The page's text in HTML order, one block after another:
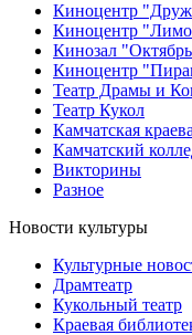
Киноцентр
Киноцентр
Кинозал
Киноцентр
Театр Драмы и
Театр Кукол
Камчатская
Камчатский
Викторины
Разное
Новости культуры
Культурные
Драмтеатр
Кукольный театр
Краевая